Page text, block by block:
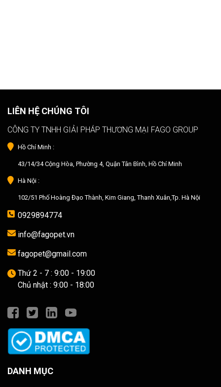
LIÊN HỆ CHÚNG TÔI
CÔNG TY TNHH GIẢI PHÁP THƯƠNG MẠI FAGO GROUP
Hồ Chí Minh :
43/14/34 Cộng Hòa, Phường 4, Quận Tân Bình, Hồ Chí Minh
Hà Nội :
102/51 Phố Hoàng Đạo Thành, Kim Giang, Thanh Xuân,Tp. Hà Nội
0929894774
info@fagopet.vn
fagopet@gmail.com
Thứ 2 - 7 : 9:00 - 19:00
Chủ nhật : 9:00 - 18:00
DANH MỤC